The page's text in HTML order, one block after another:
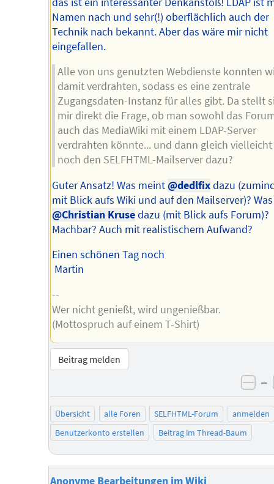
Namen nach und sehr(!) oberflächlich auch der
Technik nach bekannt. Aber das wäre mir nicht
eingefallen.
Alle von uns genutzten Webdienste konnten
damit verdrahten, sodass es eine zentrale
Zugangsdaten-Instanz für alles gibt. Da stellt
mir direkt die Frage, ob man sowohl das
auch das MediaWiki mit einem LDAP-Server
verdrahten könnte... und dann gleich
noch den SELFHTML-Mailserver dazu?
Guter Ansatz! Was meint@dedlfixdazu
mit Blick aufs Wiki und auf den Mailserver)?
@Christian Krusedazu (mit Blick aufs Forum)?
Machbar? Auch mit realistischem Aufwand?
Einen schönen Tag noch
Martin
--
Wer nicht genießt, wird ungenießbar.
(Mottospruch auf einem T-Shirt)
Beitrag melden
–
Übersicht alle Foren SELFHTML-Forum
anmelden
Benutzerkonto erstellen
Beitrag im Thread-Baum
Anonyme Bearbeitungen im Wiki